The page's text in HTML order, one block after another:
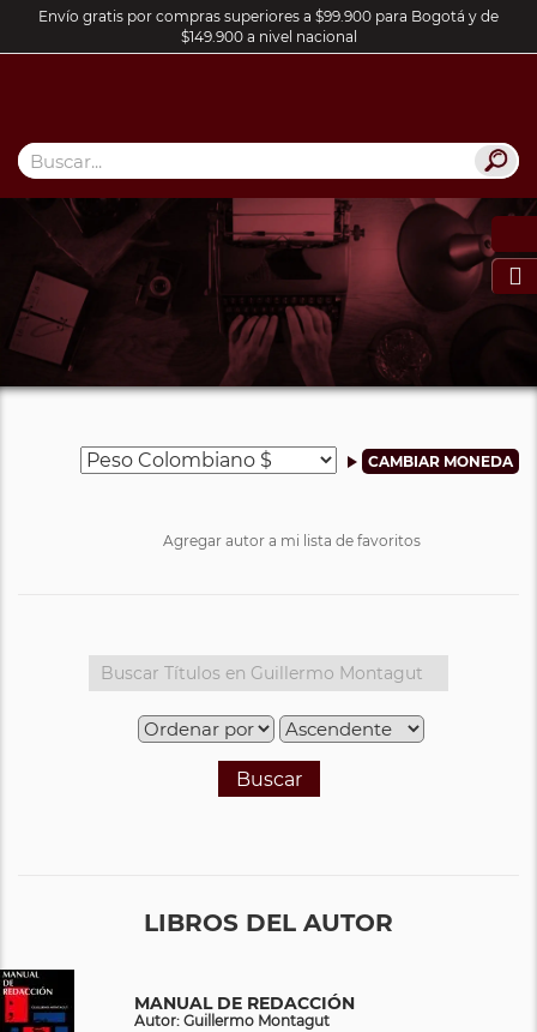
Envío gratis por compras superiores a $99.900 para Bogotá y de
$149.900 a nivel nacional

Agregar autor a mi lista de favoritos
Buscar
LIBROS DEL AUTOR
MANUAL DE REDACCIÓN
Autor: Guillermo Montagut